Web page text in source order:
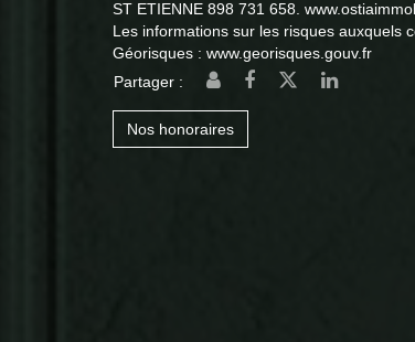
ST ETIENNE 898 731 658.
Les informations sur les risques auxquels
Géorisques : www.georisques.gouv.fr
Partager :
Nos honoraires